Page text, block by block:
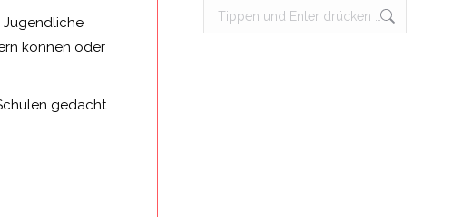
Jugendliche
können oder
gedacht.
Search: